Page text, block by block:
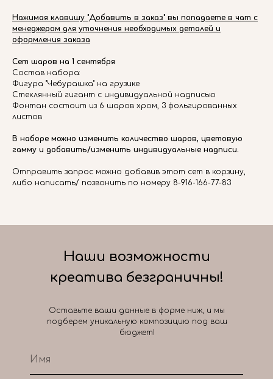
Нажимая клавишу "Добавить в заказ" вы попадаете в чат с
менеджером для уточнения необходимых деталей и
оформления заказа
Сет шаров на 1 сентября
Состав набора:
Фигура "Чебурашка" на грузике
Стеклянный гигант с индивидуальной надписью
Фонтан состоит из 6 шаров хром, 3 фольгированных
листов
В наборе можно изменить количество шаров, цветовую
гамму и добавить/изменить индивидуальные надписи.
Отправить запрос можно добавив этот сет в корзину,
либо написать/ позвонить по номеру 8-916-166-77-83
Наши возможности
креатива безграничны!
Оставьте ваши данные в форме ниж, и мы
подберем уникальную композицию под ваш
бюджет!